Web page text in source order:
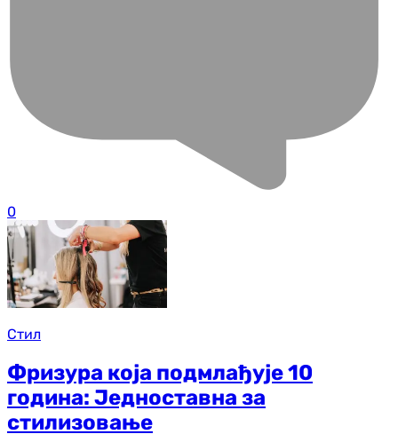
0
Стил
Фризура која подмлађује 10
година: Једноставна за
стилизовање